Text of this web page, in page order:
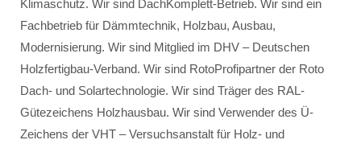
Klimaschutz. Wir sind DachKomplett-Betrieb. Wir sind ein
Fachbetrieb für Dämmtechnik, Holzbau, Ausbau,
Modernisierung. Wir sind Mitglied im DHV – Deutschen
Holzfertigbau-Verband. Wir sind RotoProfipartner der Roto
Dach- und Solartechnologie. Wir sind Träger des RAL-
Gütezeichens Holzhausbau. Wir sind Verwender des Ü-
Zeichens der VHT – Versuchsanstalt für Holz- und